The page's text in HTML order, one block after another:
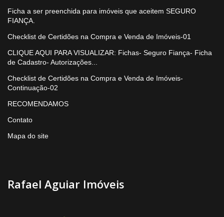
Ficha a ser preenchida para imóveis que aceitem SEGURO
FIANÇA.
Checklist de Certidões na Compra e Venda de Imóveis-01
CLIQUE AQUI PARA VISUALIZAR: Fichas- Seguro Fiança- Ficha
de Cadastro- Autorizações...
Checklist de Certidões na Compra e Venda de Imóveis-
Continuação-02
RECOMENDAMOS
Contato
Mapa do site
Rafael Aguiar Imóveis